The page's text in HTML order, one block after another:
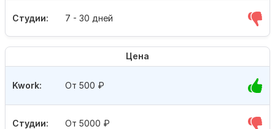
Студии: 7 - 30 дней
Цена
Студии: От 5000 ₽
Kwork: От 500 ₽